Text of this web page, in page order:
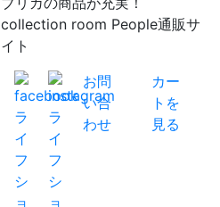
collection room People通販サ
イト
お問
い合
わせ
カー
トを
見る